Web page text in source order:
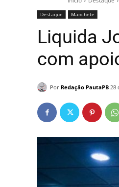
Destaque Manchete
Liquida
com
Por Redação PautaPB 28